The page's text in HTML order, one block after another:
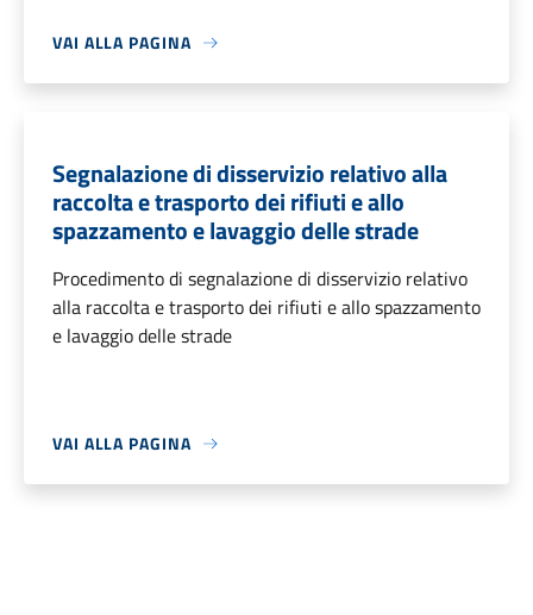
VAI ALLA PAGINA
Segnalazione di disservizio relativo alla
raccolta e trasporto dei rifiuti e allo
spazzamento e lavaggio delle strade
Procedimento di segnalazione di disservizio relativo
alla raccolta e trasporto dei rifiuti e allo spazzamento
e lavaggio delle strade
VAI ALLA PAGINA